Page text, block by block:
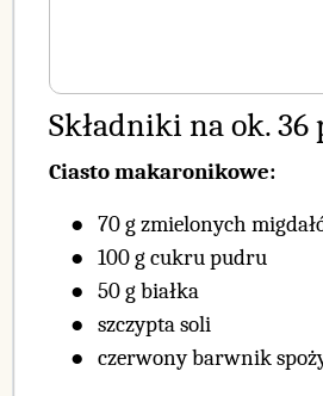
Składniki na ok.
Ciasto makaronikowe:
70 g zmielonych
100 g cukru pudru
50 g białka
szczypta soli
czerwony barwnik